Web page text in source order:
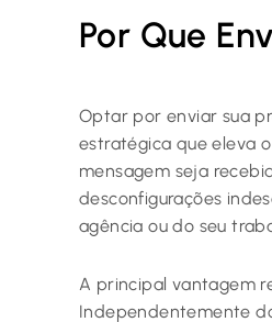
Por Que
Optar por enviar sua
estratégica que eleva
mensagem seja
desconfigurações
agência ou do seu
A principal vantagem
Independentemente